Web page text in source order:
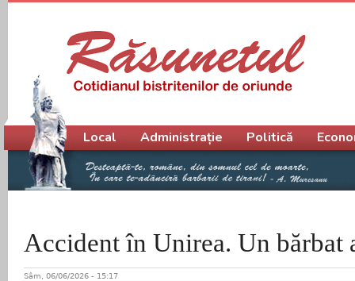
Accident în Unirea. Un bărbat
Sâm, 06/06/2026 - 15:17
Meniu principal
Local Administrație Politică